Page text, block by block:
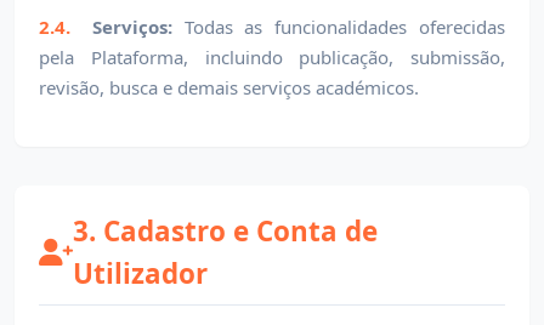
2.4. Serviços:Todas as funcionalidades oferecidas
pela Plataforma, incluindo publicação, submissão,
revisão, busca e demais serviços académicos.
3. Cadastro e Conta de
Utilizador